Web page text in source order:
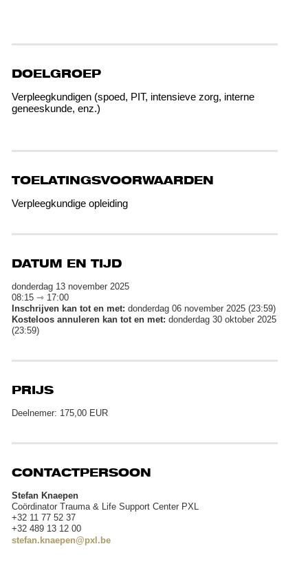
DOELGROEP
Verpleegkundigen (spoed, PIT, intensieve zorg, interne
geneeskunde, enz.)
TOELATINGSVOORWAARDEN
Verpleegkundige opleiding
DATUM EN TIJD
donderdag 13 november 2025
08:15 ⇾ 17:00
Inschrijven kan tot en met: donderdag 06 november 2025 (23:59)
Kosteloos annuleren kan tot en met: donderdag 30 oktober 2025
(23:59)
PRIJS
Deelnemer: 175,00 EUR
CONTACTPERSOON
Stefan Knaepen
Coördinator Trauma & Life Support Center PXL
+32 11 77 52 37
+32 489 13 12 00
stefan.knaepen@pxl.be